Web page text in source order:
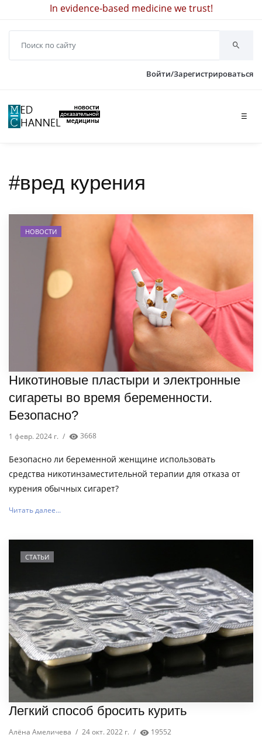
In evidence-based medicine we trust!
Войти/Зарегистрироваться
☰
#вред курения
НОВОСТИ
Никотиновые пластыри и электронные
сигареты во время беременности.
Безопасно?
1 февр. 2024 г. / 3668
Безопасно ли беременной женщине использовать
средства никотинзаместительной терапии для отказа от
курения обычных сигарет?
Читать далее...
СТАТЬИ
Легкий способ бросить курить
Алёна Амеличева / 24 окт. 2022 г. / 19552